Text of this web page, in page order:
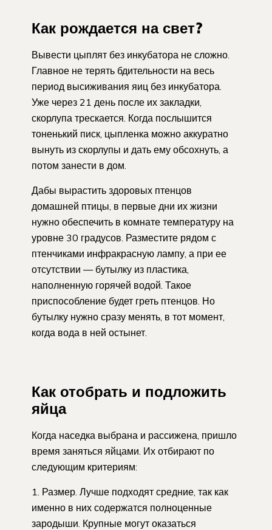
Как рождается на свет?
Вывести цыплят без инкубатора не сложно.
Главное не терять бдительности на весь
период высиживания яиц без инкубатора.
Уже через 21 день после их закладки,
скорлупа трескается. Когда послышится
тоненький писк, цыпленка можно аккуратно
вынуть из скорлупы и дать ему обсохнуть, а
потом занести в дом.
Дабы вырастить здоровых птенцов
домашней птицы, в первые дни их жизни
нужно обеспечить в комнате температуру на
уровне 30 градусов. Разместите рядом с
птенчиками инфракрасную лампу, а при ее
отсутствии — бутылку из пластика,
наполненную горячей водой. Такое
приспособление будет греть птенцов. Но
бутылку нужно сразу менять, в тот момент,
когда вода в ней остынет.
Как отобрать и подложить
яйца
Когда наседка выбрана и рассижена, пришло
время заняться яйцами. Их отбирают по
следующим критериям:
Размер. Лучше подходят средние, так как
именно в них содержатся полноценные
зародыши. Крупные могут оказаться